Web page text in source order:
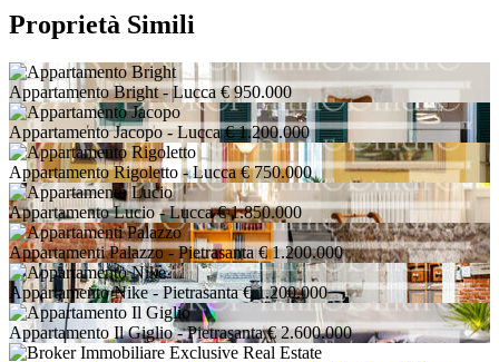
Proprietà Simili
Appartamento Bright- Lucca € 950.000
Appartamento Jacopo- Lucca € 1.200.000
Appartamento Rigoletto- Lucca € 750.000
Appartamento Lucio- Lucca € 1.850.000
Appartamenti Palazzo- Pietrasanta € 1.200.000
Appartamento Nike- Pietrasanta € 1.200.000
Appartamento Il Giglio- Pietrasanta € 2.600.000